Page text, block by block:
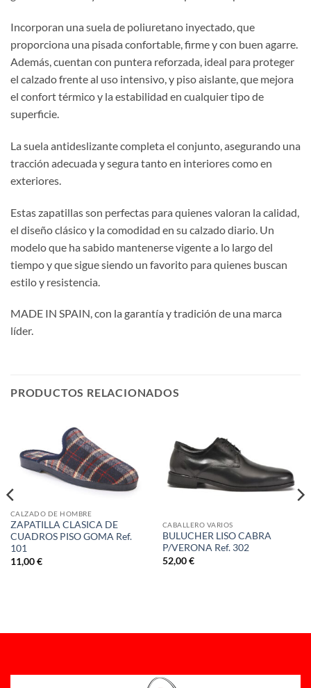
Incorporan una suela de poliuretano inyectado, que
proporciona una pisada confortable, firme y con buen agarre.
Además, cuentan con puntera reforzada, ideal para proteger
el calzado frente al uso intensivo, y piso aislante, que mejora
el confort térmico y la estabilidad en cualquier tipo de
superficie.
La suela antideslizante completa el conjunto, asegurando una
tracción adecuada y segura tanto en interiores como en
exteriores.
Estas zapatillas son perfectas para quienes valoran la calidad,
el diseño clásico y la comodidad en su calzado diario. Un
modelo que ha sabido mantenerse vigente a lo largo del
tiempo y que sigue siendo un favorito para quienes buscan
estilo y resistencia.
MADE IN SPAIN, con la garantía y tradición de una marca
líder.
PRODUCTOS RELACIONADOS
CALZADO DE HOMBRE
ZAPATILLA CLASICA DE
CUADROS PISO GOMA Ref.
101
11,00€
CABALLERO VARIOS
BULUCHER LISO CABRA
P/VERONA Ref. 302
52,00€